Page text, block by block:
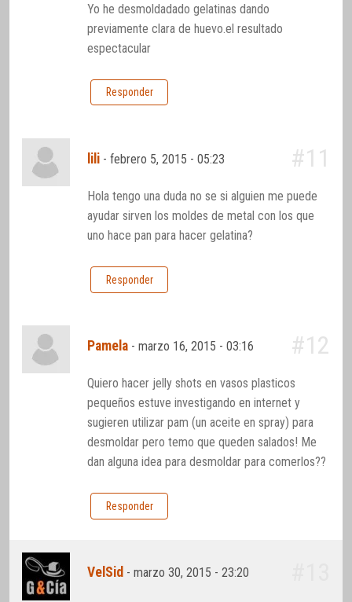
Yo he desmoldadado gelatinas dando
previamente clara de huevo.el resultado
espectacular
Responder
lili -febrero 5, 2015 - 05:23 #11
Hola tengo una duda no se si alguien me puede
ayudar sirven los moldes de metal con los que
uno hace pan para hacer gelatina?
Responder
Pamela -marzo 16, 2015 - 03:16 #12
Quiero hacer jelly shots en vasos plasticos
pequeños estuve investigando en internet y
sugieren utilizar pam (un aceite en spray) para
desmoldar pero temo que queden salados! Me
dan alguna idea para desmoldar para comerlos??
Responder
VelSid -marzo 30, 2015 - 23:20